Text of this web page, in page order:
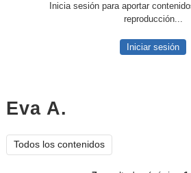
Inicia sesión para aportar
reproducción...
Iniciar sesión
Eva A.
Todos los contenidos